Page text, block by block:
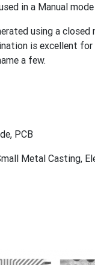
in a Manual
using a
is excellent
a few.
PCB
Metal Casting,